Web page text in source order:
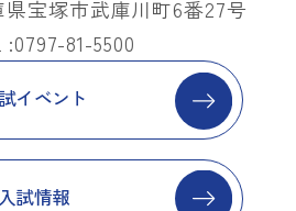
宝塚市武庫川町6番27号
:0797-81-5500
イベント
入試情報